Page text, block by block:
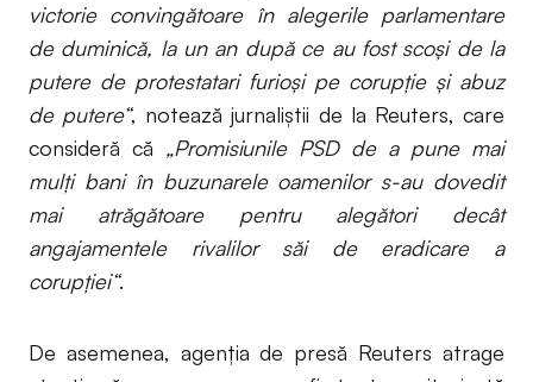
victorie convingătoare în alegerile parlamentare
de duminică, la un an după ce au fost scoși de la
putere de protestatari furioși pe corupție și abuz
de putere“, notează jurnaliștii de la Reuters, care
consideră că „Promisiunile PSD de a pune mai
mulți bani în buzunarele oamenilor s-au dovedit
mai atrăgătoare pentru alegători decât
angajamentele rivalilor săi de eradicare a
corupției“.
De asemenea, agenția de presă Reuters atrage